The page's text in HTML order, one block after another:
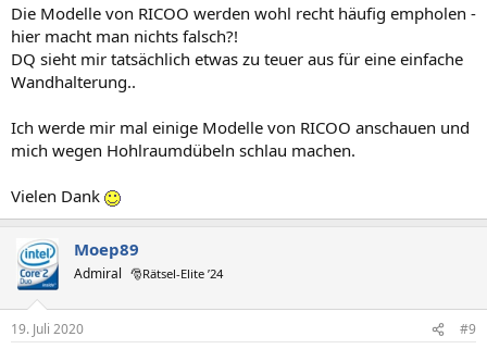
Die Modelle von RICOO werden wohl recht häufig empholen -
hier macht man nichts falsch?!
DQ sieht mir tatsächlich etwas zu teuer aus für eine einfache
Wandhalterung..
Ich werde mir mal einige Modelle von RICOO anschauen und
mich wegen Hohlraumdübeln schlau machen.
Vielen Dank
Moep89
Admiral 🎅Rätsel-Elite ’24
19. Juli 2020 #9